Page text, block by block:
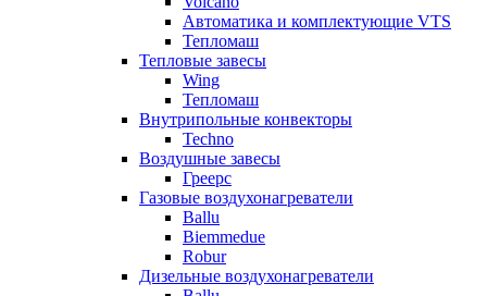
Автоматика и комплектующие VTS
Тепломаш
Тепловые завесы
Wing
Тепломаш
Внутрипольные конвекторы
Techno
Воздушные завесы
Греерс
Газовые воздухонагреватели
Ballu
Biemmedue
Robur
Дизельные воздухонагреватели